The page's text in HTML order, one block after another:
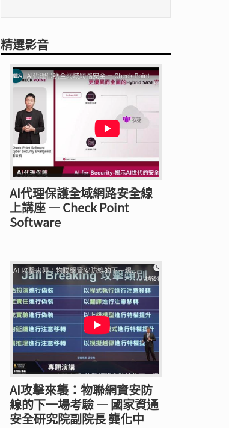
精選影音
AI代理保護全域網路安全線
上講座 — Check Point
Software
AI攻擊來襲：物聯網資安防
線的下一場考驗 — 國家資通
安全研究院副院長 龔化中